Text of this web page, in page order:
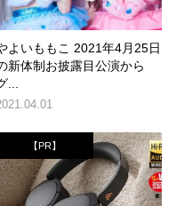
よいももこ 2021年4月25日
新体制お披露目公演から
...
【PR】